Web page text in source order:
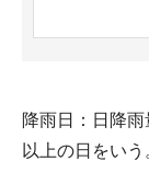
降雨日：日降
以上の日をいう